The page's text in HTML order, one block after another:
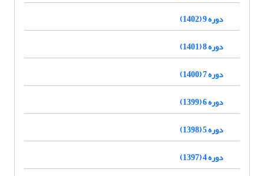
دوره 9 (1402)
دوره 8 (1401)
دوره 7 (1400)
دوره 6 (1399)
دوره 5 (1398)
دوره 4 (1397)